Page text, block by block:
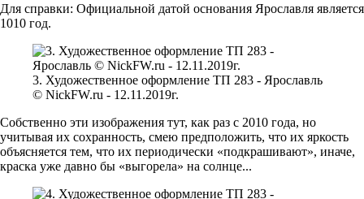
Для справки: Официальной датой основания Ярославля является
1010 год.
3. Художественное оформление ТП 283 - Ярославль
© NickFW.ru - 12.11.2019г.
Собственно эти изображения тут, как раз с 2010 года, но
учитывая их сохранность, смею предположить, что их яркость
объясняется тем, что их периодически «подкрашивают», иначе,
краска уже давно бы «выгорела» на солнце...